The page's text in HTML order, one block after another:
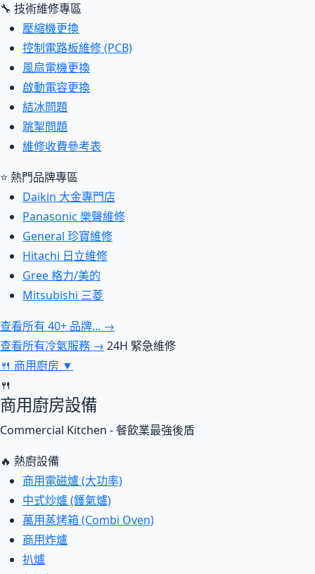
🔧 技術維修專區
壓縮機更換
控制電路板維修 (PCB)
風扇電機更換
啟動電容更換
結冰問題
跳掣問題
維修收費參考表
⭐ 熱門品牌專區
Daikin 大金專門店
Panasonic 樂聲維修
General 珍寶維修
Hitachi 日立維修
Gree 格力/美的
Mitsubishi 三菱
查看所有 40+ 品牌... →
查看所有冷氣服務 → 24H 緊急維修
🍴 商用廚房 ▼
🍴
商用廚房設備
Commercial Kitchen - 餐飲業最強後盾
🔥 熱廚設備
商用電磁爐 (大功率)
中式炒爐 (鑊氣爐)
萬用蒸烤箱 (Combi Oven)
商用炸爐
扒爐